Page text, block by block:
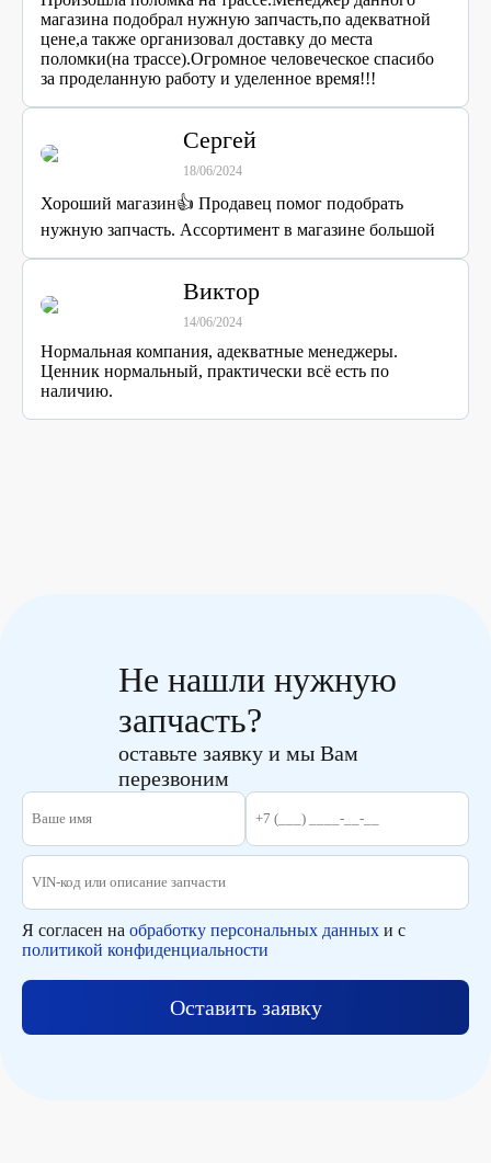
магазина подобрал нужную запчасть,по адекватной
цене,а также организовал доставку до места
поломки(на трассе).Огромное человеческое спасибо
за проделанную работу и уделенное время!!!
Сергей
18/06/2024
Хороший магазин👍 Продавец помог подобрать
нужную запчасть. Ассортимент в магазине большой
Виктор
14/06/2024
Нормальная компания, адекватные менеджеры.
Ценник нормальный, практически всё есть по
наличию.
Не нашли нужную
запчасть?
оставьте заявку и мы Вам
перезвоним
Я согласен на обработку персональных данных и с
политикой конфиденциальности
Оставить заявку